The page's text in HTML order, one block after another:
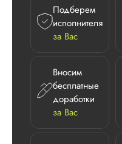
Подберем
исполнителя
за Вас
Вносим
бесплатные
доработки
за Вас